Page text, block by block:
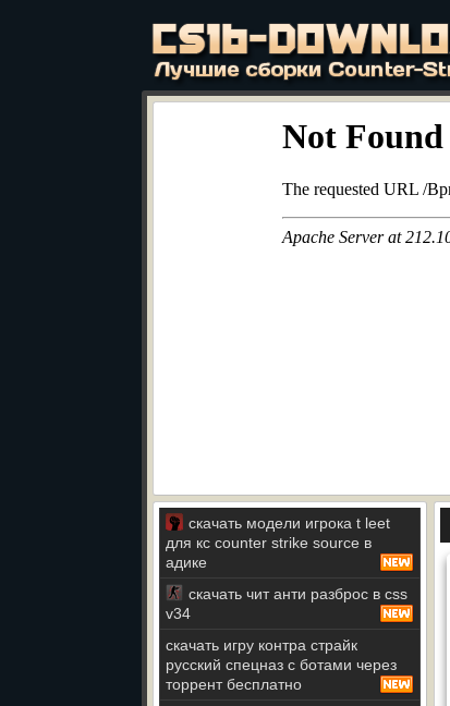
скачать модели игрока t leet
для кс counter strike source в
адике
скачать чит анти разброс в css
v34
скачать игру контра страйк
русский спецназ с ботами через
торрент бесплатно